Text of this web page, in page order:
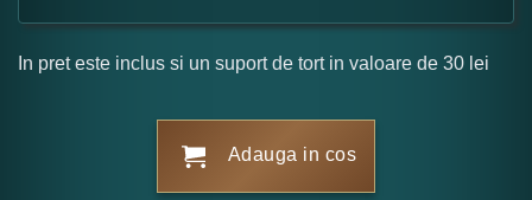
In pret este inclus si un suport de tort in valoare de 30 lei
Adauga in cos